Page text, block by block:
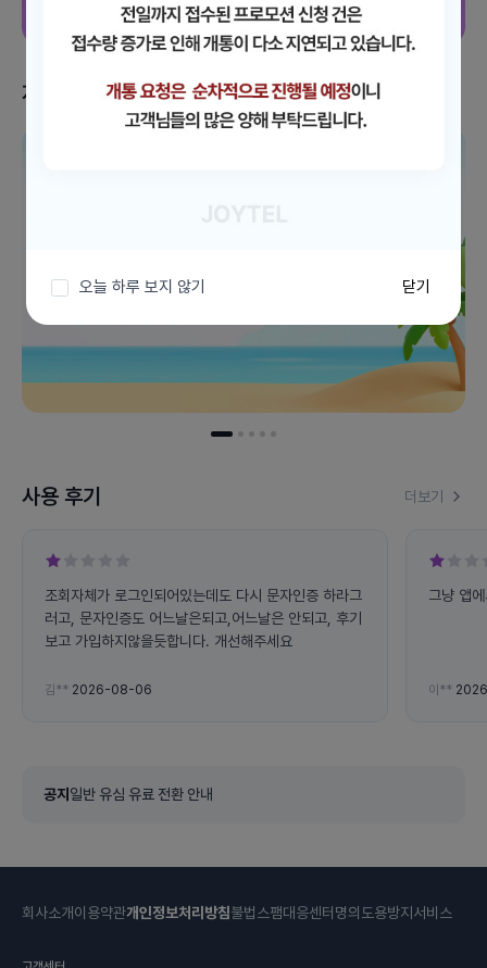
사용 후기 더보기
조회자체가 로그인되어있는데도 다시 문자인증 하라그
러고, 문자인증도 어느날은되고,어느날은 안되고, 후기
보고 가입하지않을듯합니다. 개선해주세요
김** 2026-08-06
그냥 앱
이**
지금 받을 수 있는 혜택 이벤트 더보기
공지 일반 유심 유료 전환 안내
회사소개이용약관개인정보처리방침불법스팸대응센터 명의도용방지서비스
오늘 하루 보지 않기 닫기